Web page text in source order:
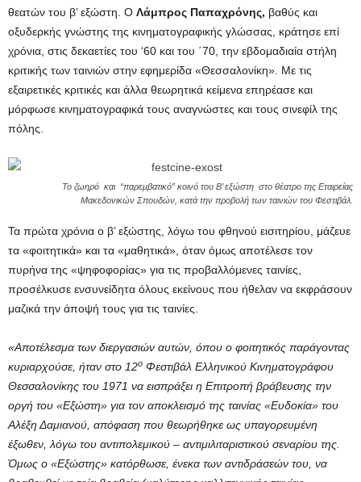
θεατών του β’ εξώστη. Ο Λάμπρος Παπαχρόνης, βαθύς και
οξυδερκής γνώστης της κινηματογραφικής γλώσσας, κράτησε επί
χρόνια, στις δεκαετίες του ‘60 και του ΄70, την εβδομαδιαία στήλη
κριτικής των ταινιών στην εφημερίδα «Θεσσαλονίκη». Με τις
εξαιρετικές κριτικές και άλλα θεωρητικά κείμενα επηρέασε και
μόρφωσε κινηματογραφικά τους αναγνώστες και τους σινεφίλ της
πόλης.
Το ζωηρό και “παρεμβατικό” κοινό του Β’ εξώστη στο θέατρο της Εταιρείας
Μακεδονικών Σπουδών, κατά την προβολή των ταινιών του Φεστιβάλ.
Τα πρώτα χρόνια ο β’ εξώστης, λόγω του φθηνού εισιτηρίου, μάζευε
τα «φοιτητικά» και τα «μαθητικά», όταν όμως αποτέλεσε τον
πυρήνα της «ψηφοφορίας» για τις προβαλλόμενες ταινίες,
προσέλκυσε ενσυνείδητα όλους εκείνους που ήθελαν να εκφράσουν
μαζικά την άποψή τους για τις ταινίες.
«Αποτέλεσμα των διεργασιών αυτών, όπου ο φοιτητικός παράγοντας
κυριαρχούσε, ήταν στο 12ο Φεστιβάλ Ελληνικού Κινηματογράφου
Θεσσαλονίκης του 1971 να εισπράξει η Επιτροπή βράβευσης την
οργή του «Εξώστη» για τον αποκλεισμό της ταινίας «Ευδοκία» του
Αλέξη Δαμιανού, απόφαση που θεωρήθηκε ως υπαγορευμένη
έξωθεν, λόγω του αντιπολεμικού – αντιμιλιταριστικού σεναρίου της.
Όμως ο «Εξώστης» κατόρθωσε, ένεκα των αντιδράσεών του, να